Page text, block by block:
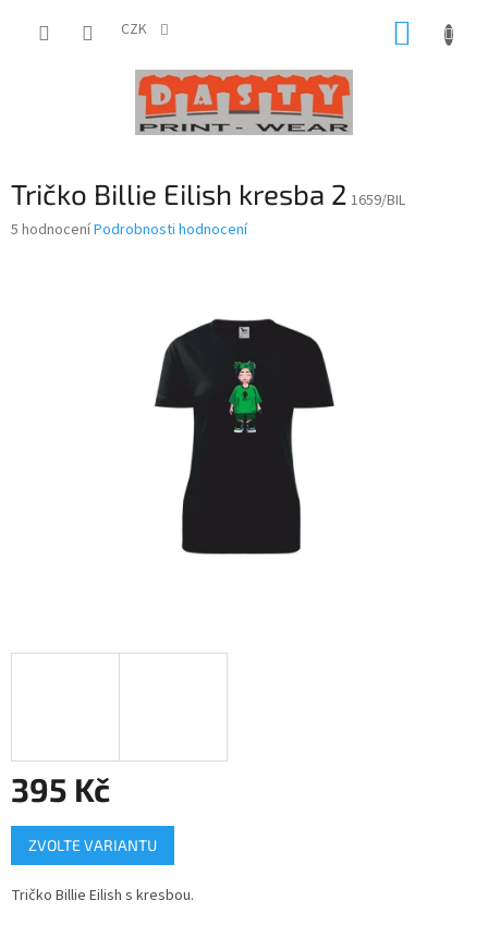
CZK
Tričko Billie Eilish kresba 2 1659/BIL
Průměrné
5 hodnoceníPodrobnosti hodnocení
395 Kč
Měrná
cena:
ZVOLTE VARIANTU
Tričko Billie Eilish s kresbou.